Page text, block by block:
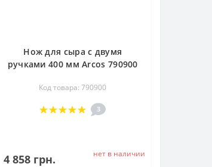
Нож для сыра с двумя
ручками 400 мм Arcos 790900
Код товара: 790900
3
4 858 грн. нет в наличии